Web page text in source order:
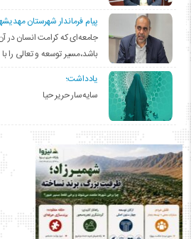
پیام فرماندار شهرستان
جامعه‌ای که کرامت انسان
باشد،مسیر توسعه و تعالی را
یادداشت؛
سایه‌سار حریر حیا